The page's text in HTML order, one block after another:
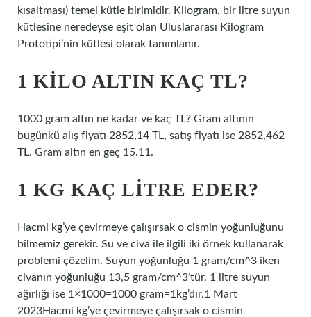
kısaltması) temel kütle birimidir. Kilogram, bir litre suyun
kütlesine neredeyse eşit olan Uluslararası Kilogram
Prototipi’nin kütlesi olarak tanımlanır.
1 KILO ALTIN KAÇ TL?
1000 gram altın ne kadar ve kaç TL? Gram altının
bugünkü alış fiyatı 2852,14 TL, satış fiyatı ise 2852,462
TL. Gram altın en geç 15.11.
1 KG KAÇ LITRE EDER?
Hacmi kg’ye çevirmeye çalışırsak o cismin yoğunluğunu
bilmemiz gerekir. Su ve civa ile ilgili iki örnek kullanarak
problemi çözelim. Suyun yoğunluğu 1 gram/cm^3 iken
civanın yoğunluğu 13,5 gram/cm^3’tür. 1 litre suyun
ağırlığı ise 1×1000=1000 gram=1kg’dır.1 Mart
2023Hacmi kg’ye çevirmeye çalışırsak o cismin